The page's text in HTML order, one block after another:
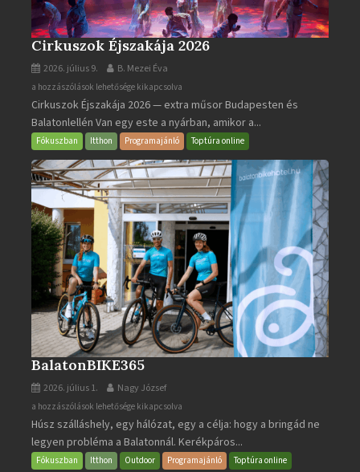
Cirkuszok Éjszakája 2026
2026. július 9. B. Mezei Éva
Cirkuszok
Éjszakája
2026
bejegyzéshez
a hozzászólások lehetősége kikapcsolva
Cirkuszok Éjszakája 2026 — extra műsor Budapesten és
Balatonlellén Van egy este a nyárban, amikor a...
Fókuszban Itthon Programajánló Toptúra online
BalatonBIKE365
2026. július 1. Nagy József
BalatonBIKE365
bejegyzéshez
a hozzászólások lehetősége kikapcsolva
Húsz szálláshely, egy hálózat, egy a célja: hogy a bringád ne
legyen probléma a Balatonnál. Kerékpáros...
Fókuszban Itthon Outdoor Programajánló Toptúra online